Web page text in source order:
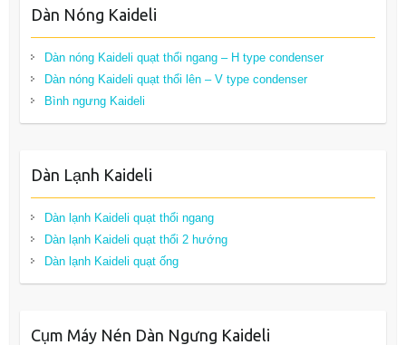
Dàn Nóng Kaideli
Dàn nóng Kaideli quạt thổi ngang – H type condenser
Dàn nóng Kaideli quạt thổi lên – V type condenser
Bình ngưng Kaideli
Dàn Lạnh Kaideli
Dàn lạnh Kaideli quạt thổi ngang
Dàn lạnh Kaideli quạt thổi 2 hướng
Dàn lạnh Kaideli quạt ống
Cụm Máy Nén Dàn Ngưng Kaideli